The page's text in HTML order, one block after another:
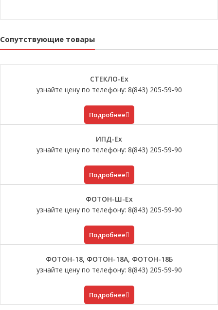
Сопутствующие товары
СТЕКЛО-Еx
узнайте цену по телефону: 8(843) 205-59-90
Подробнее
ИПД-Ех
узнайте цену по телефону: 8(843) 205-59-90
Подробнее
ФОТОН-Ш-Ех
узнайте цену по телефону: 8(843) 205-59-90
Подробнее
ФОТОН-18, ФОТОН-18А, ФОТОН-18Б
узнайте цену по телефону: 8(843) 205-59-90
Подробнее